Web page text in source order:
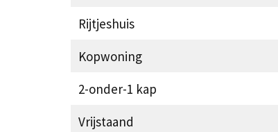
Rijtjeshuis
Kopwoning
2-onder-1 kap
Vrijstaand